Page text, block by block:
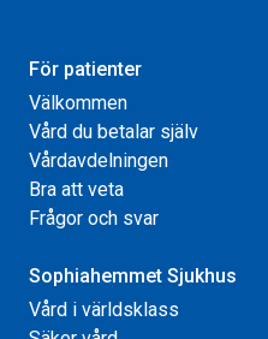
För patienter
Välkommen
Vård du betalar själv
Vårdavdelningen
Bra att veta
Frågor och svar
Sophiahemmet Sjukhus
Vård i världsklass